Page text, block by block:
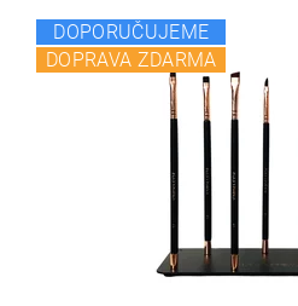
DOPORUČUJEME
DOPRAVA ZDARMA